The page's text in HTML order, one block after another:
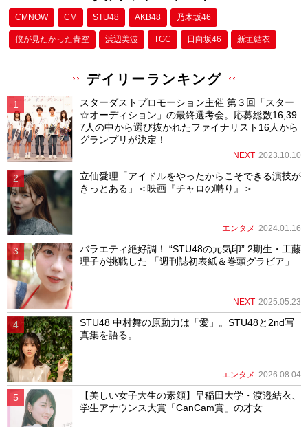
CMNOW CM STU48 AKB48 乃木坂46
僕が⾒たかった⻘空 浜辺美波 TGC 日向坂46 新垣結衣
デイリーランキング
スターダストプロモーション主催 第３回「スター
☆オーディション」の最終選考会。応募総数16,39
7人の中から選び抜かれたファイナリスト16人から
グランプリが決定！
NEXT 2023.10.10
立仙愛理「アイドルをやったからこそできる演技が
きっとある」＜映画『チャロの囀り』＞
エンタメ 2024.01.16
バラエティ絶好調！ “STU48の元気印” 2期生・工藤
理子が挑戦した 「週刊誌初表紙＆巻頭グラビア」
NEXT 2025.05.23
STU48 中村舞の原動力は「愛」。STU48と2nd写
真集を語る。
エンタメ 2026.08.04
【美しい女子大生の素顔】早稲田大学・渡邉結衣、
学生アナウンス大賞「CanCam賞」の才女